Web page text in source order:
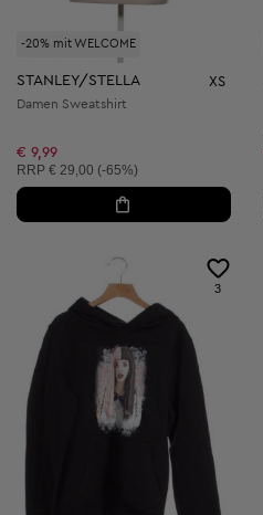
-20% mit WELCOME
STANLEY/STELLA XS
Damen Sweatshirt
€ 9,99
Unverbindliche Preisempfehlung:
RRP € 29,00 (-65%)
3